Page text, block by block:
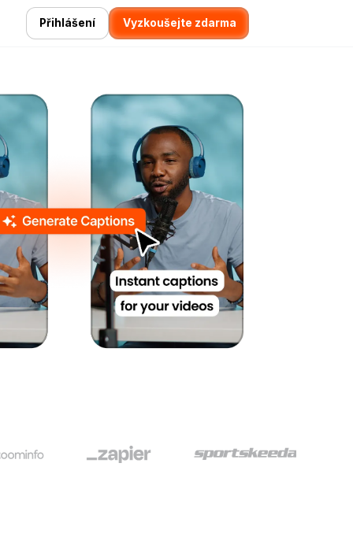
Přihlášení Vyzkoušejte zdarma